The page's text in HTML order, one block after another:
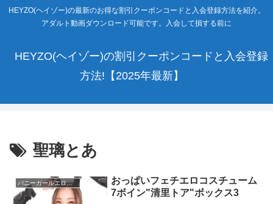
HEYZO(ヘイゾー)の最新のお得な割引クーポンコードと入会登録方法を紹介。
アダルト動画ダウンロード可能です。入会して損する前に
HEYZO(ヘイゾー)の割引クーポンコードと入会登録
方法!【2025年最新】
聖璃とあ
バニーガールエロ動画
おっぱいフェチエロコスチューム
7ボイン"清里トア"ボックス3